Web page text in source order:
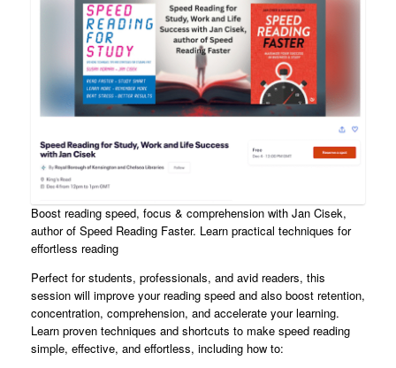
Boost reading speed, focus & comprehension with Jan Cisek,
author of Speed Reading Faster. Learn practical techniques for
effortless reading
Perfect for students, professionals, and avid readers, this
session will improve your reading speed and also boost retention,
concentration, comprehension, and accelerate your learning.
Learn proven techniques and shortcuts to make speed reading
simple, effective, and effortless, including how to: